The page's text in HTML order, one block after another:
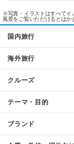
※写真・イラストはすべてイ
風景をご覧いただけるとはか
国内旅行
海外旅行
クルーズ
テーマ・目的
ブランド